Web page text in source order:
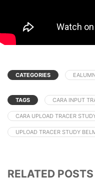
CATEGORIES
TAGS CARA INPUT
CARA UPLOAD TRACER
UPLOAD TRACER STUDY
RELATED POSTS